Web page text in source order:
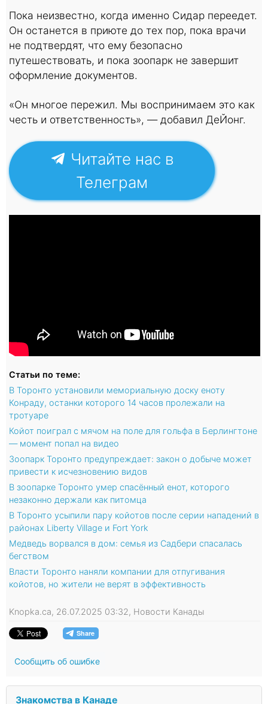
Пока неизвестно, когда именно Сидар переедет.
Он останется в приюте до тех пор, пока врачи
не подтвердят, что ему безопасно
путешествовать, и пока зоопарк не завершит
оформление документов.
«Он многое пережил. Мы воспринимаем это как
честь и ответственность», — добавил ДеЙонг.
Читайте нас в
Телеграм
Статьи по теме:
В Торонто установили мемориальную доску еноту
Конраду, останки которого 14 часов пролежали на
тротуаре
Койот поиграл с мячом на поле для гольфа в Берлингтоне
— момент попал на видео
Зоопарк Торонто предупреждает: закон о добыче может
привести к исчезновению видов
В зоопарке Торонто умер спасённый енот, которого
незаконно держали как питомца
В Торонто усыпили пару койотов после серии нападений в
районах Liberty Village и Fort York
Медведь ворвался в дом: семья из Садбери спасалась
бегством
Власти Торонто наняли компании для отпугивания
койотов, но жители не верят в эффективность
Knopka.ca, 26.07.2025 03:32, Новости Канады
Сообщить об ошибке
Знакомства в Канаде